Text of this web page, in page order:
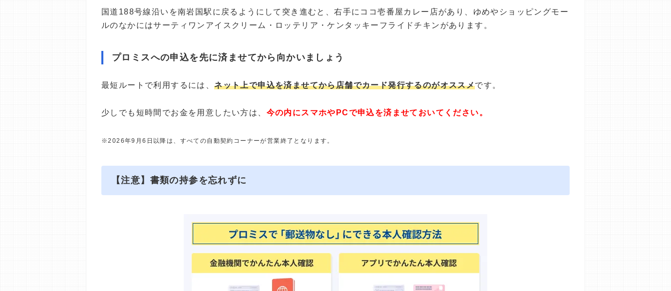
国道188号線沿いを南岩国駅に戻るようにして突き進むと、右手にココ壱番屋カレー店があり、ゆめやショッピングモー
ルのなかにはサーティワンアイスクリーム・ロッテリア・ケンタッキーフライドチキンがあります。
プロミスへの申込を先に済ませてから向かいましょう
最短ルートで利用するには、ネット上で申込を済ませてから店舗でカード発行するのがオススメです。
少しでも短時間でお金を用意したい方は、 今の内にスマホやPCで申込を済ませておいてください。
※2026年9月6日以降は、すべての自動契約コーナーが営業終了となります。
【注意】書類の持参を忘れずに